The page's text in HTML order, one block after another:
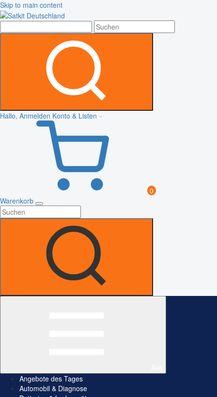
Skip to main content
Hallo, Anmelden Konto & Listen
0
Warenkorb
Angebote des Tages
Automobil & Diagnose